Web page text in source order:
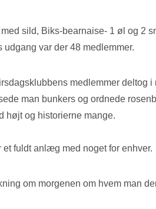
sild, Biks-bearnaise- 1 øl og 2
var der 48 medlemmer.
medlemmer deltog
man bunkers og ordnede
højt og historierne mange.
et fuldt anlæg med noget for enhver.
om morgenen om hvem man